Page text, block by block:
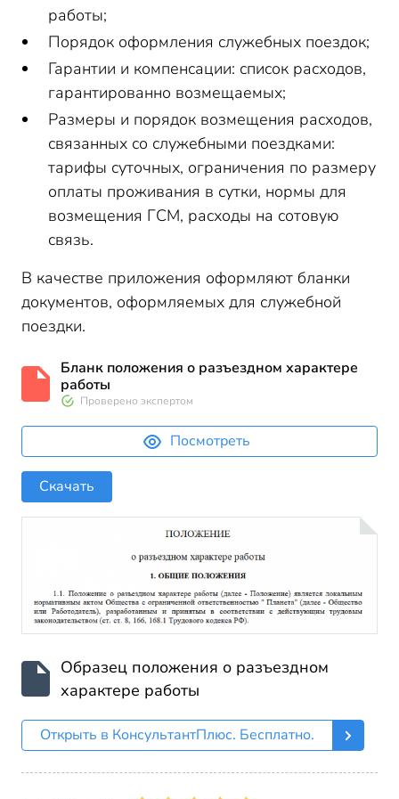
работы;
Порядок оформления служебных поездок;
Гарантии и компенсации: список расходов,
гарантированно возмещаемых;
Размеры и порядок возмещения расходов,
связанных со служебными поездками:
тарифы суточных, ограничения по размеру
оплаты проживания в сутки, нормы для
возмещения ГСМ, расходы на сотовую
связь.
В качестве приложения оформляют бланки
документов, оформляемых для служебной
поездки.
Бланк положения о разъездном характере
работы
Проверено экспертом
Посмотреть
Скачать
Образец положения о разъездном
характере работы
Открыть в КонсультантПлюс. Бесплатно.